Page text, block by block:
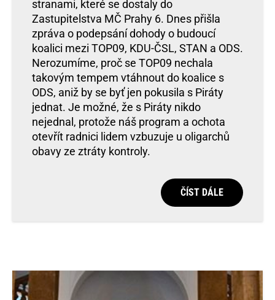
stranami, které se dostaly do
Zastupitelstva MČ Prahy 6. Dnes přišla
zpráva o podepsání dohody o budoucí
koalici mezi TOP09, KDU-ČSL, STAN a ODS.
Nerozumíme, proč se TOP09 nechala
takovým tempem vtáhnout do koalice s
ODS, aniž by se byť jen pokusila s Piráty
jednat. Je možné, že s Piráty nikdo
nejednal, protože náš program a ochota
otevřít radnici lidem vzbuzuje u oligarchů
obavy ze ztráty kontroly.
ČÍST DÁLE